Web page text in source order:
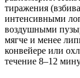
тиражения
интенсивными
воздушными
мягче и менее
конвейере или
течение 8–12